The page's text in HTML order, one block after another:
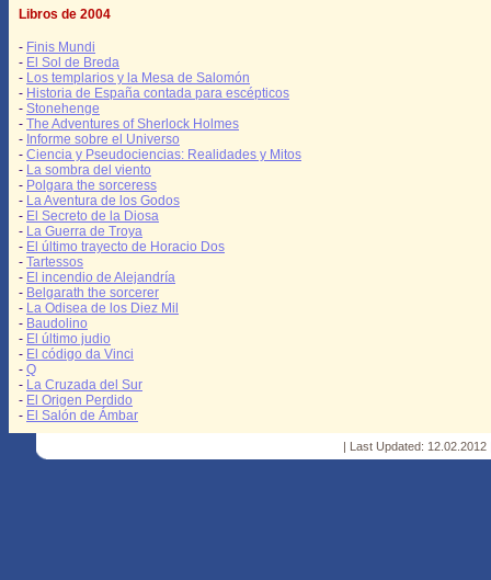
Libros de 2004
- Finis Mundi
- El Sol de Breda
- Los templarios y la Mesa de Salomón
- Historia de España contada para escépticos
- Stonehenge
- The Adventures of Sherlock Holmes
- Informe sobre el Universo
- Ciencia y Pseudociencias: Realidades y Mitos
- La sombra del viento
- Polgara the sorceress
- La Aventura de los Godos
- El Secreto de la Diosa
- La Guerra de Troya
- El último trayecto de Horacio Dos
- Tartessos
- El incendio de Alejandría
- Belgarath the sorcerer
- La Odisea de los Diez Mil
- Baudolino
- El último judio
- El código da Vinci
- Q
- La Cruzada del Sur
- El Origen Perdido
- El Salón de Ámbar
| Last Updated: